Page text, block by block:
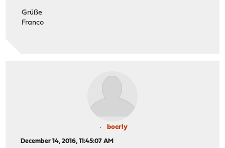
Grüße
Franco
boerly
December 14, 2016, 11:45:07 AM